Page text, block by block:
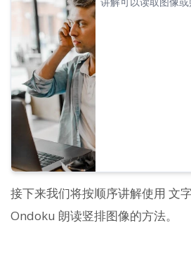
接下来我们将按顺序讲解使用 文
Ondoku 朗读竖排图像的方法。